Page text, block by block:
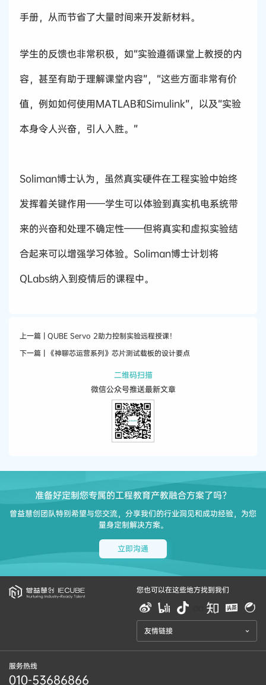
手册，从而节省了大量时间来开发新材料。
学生的反馈也非常积极，如“实验遵循课堂上教授的内
容，甚至有助于理解课堂内容”，“这些方面非常有价
值，例如如何使用MATLAB和Simulink”，以及“实验
本身令人兴奋，引人入胜。”
Soliman博士认为，虽然真实硬件在工程实验中始终
发挥着关键作用——学生可以体验到真实机电系统带
来的兴奋和处理不确定性——但将真实和虚拟实验结
合起来可以增强学习体验。Soliman博士计划将
QLabs纳入到疫情后的课程中。
上一篇 | QUBE Servo 2助力控制实验远程授课！
下一篇 | 《神聊芯运营系列》芯片测试载板的设计要点
二维码扫描
微信公众号推送最新文章
准备好定制您专属的工程教育产教融合方案了吗？
曾益慧创团队特别希望与您交流，分享我们的行业洞见和成功经验，为您
量身定制解决方案。
立即沟通
您也可以在这些地方找到我们
友情链接
服务热线
010-53686866